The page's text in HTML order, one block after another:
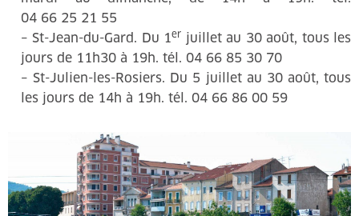
04 66 25 21 55
– St-Jean-du-Gard. Du 1er juillet au 30 août, tous les
jours de 11h30 à 19h. tél. 04 66 85 30 70
– St-Julien-les-Rosiers. Du 5 juillet au 30 août, tous
les jours de 14h à 19h. tél. 04 66 86 00 59